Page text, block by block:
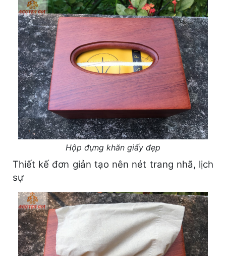
Hộp đựng khăn giấy đẹp
Thiết kế đơn giản tạo nên nét trang nhã, lịch
sự